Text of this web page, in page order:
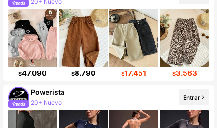
20+ Nuevo
Incremento de seguidores de 41%
$47.090 $8.790 $17.451 $3.563
Powerista
20+ Nuevo
Entrar